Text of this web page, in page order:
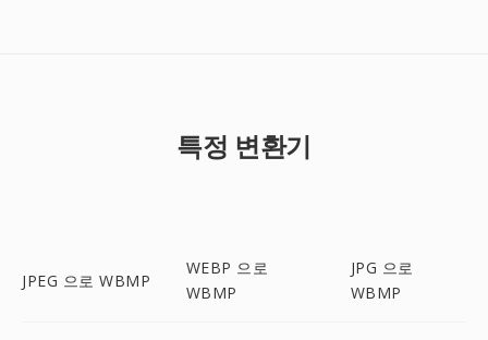
특정 변환기
JPEG 으로 WBMP
WEBP 으로
WBMP
JPG 으로
WBMP